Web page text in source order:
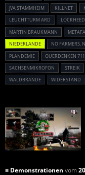
JVA STAMMHEIM
KILLNET
LEUCHTTURM ARD
MARTIN BRAUKMANN
NIEDERLANDE
NO FARMERS.
PLANDEMIE
QUERDENKEN 711
SACHSENMIKROFON
STREIK
WALDBRÄNDE
WIDERSTAND
■ Demonstrationen vom